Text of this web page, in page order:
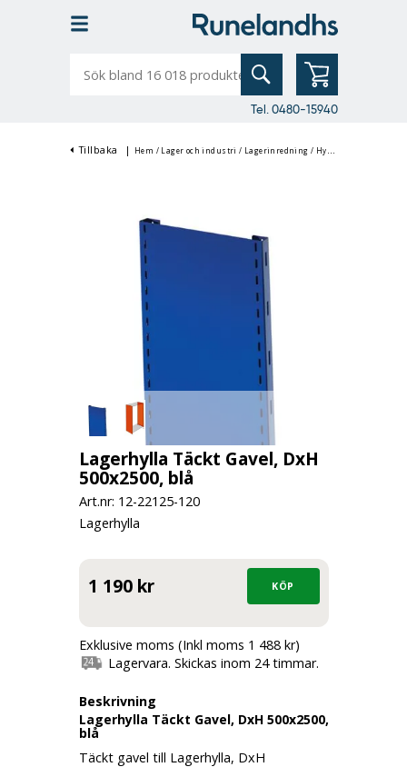
bland
Tel. 0480-15940
Tillbaka | Hem / Lager och industri / Lagerinredning / Hyllsystem
Lagerhylla Täckt Gavel, DxH
500x2500, blå
Art.nr: 12-22125-120
Lagerhylla
1 190 kr
Exklusive moms (Inkl moms 1 488 kr)
Lagervara. Skickas inom 24 timmar.
Beskrivning
Lagerhylla Täckt Gavel, DxH 500x2500,
blå
Täckt gavel till Lagerhylla, DxH